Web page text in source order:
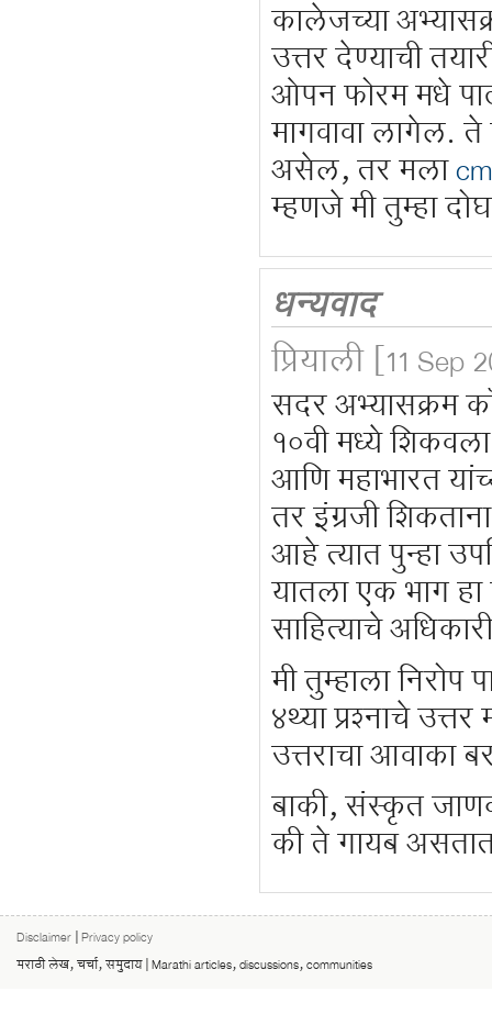
कालेजच्या
उत्तर देण्याची
ओपन फोरम मधे
मागवावा लागेल.
असेल, तर मला
म्हणजे मी तुम्हा
धन्यवाद
प्रियाली [11 Sep
सदर अभ्यासक्रम
१०वी मध्ये
आणि महाभारत
तर इंग्रजी
आहे त्यात पुन्हा
यातला एक भाग
साहित्याचे
मी तुम्हाला
४थ्या प्रश्नाचे
उत्तराचा आवाका
बाकी, संस्कृत
की ते गायब
Disclaimer Privacy policy
मराठी लेख, चर्चा, समुदाय | Marathi articles, discussions, communities